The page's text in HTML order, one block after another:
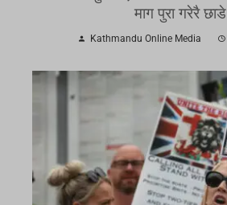
माग पुरा गरेरै छाडे
Kathmandu Online Media